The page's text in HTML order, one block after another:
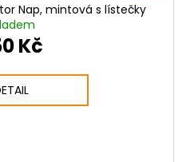
Nap, mintová s lístečky
Kč